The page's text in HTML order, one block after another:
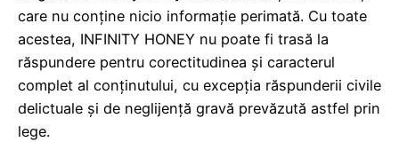
care nu conține nicio informație perimată. Cu toate
acestea, INFINITY HONEY nu poate fi trasă la
răspundere pentru corectitudinea și caracterul
complet al conținutului, cu excepția răspunderii civile
delictuale și de neglijență gravă prevăzută astfel prin
lege.